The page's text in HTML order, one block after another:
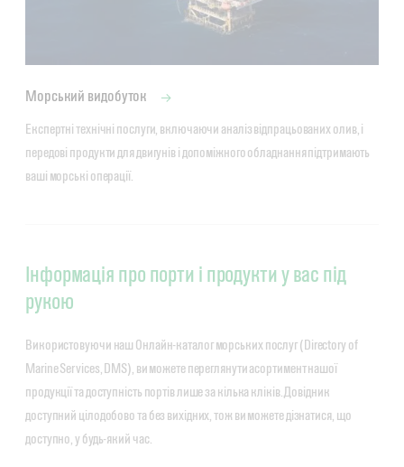
Морський видобуток
Експертні технічні послуги, включаючи аналіз відпрацьованих олив, і
передові продукти для двигунів і допоміжного обладнання підтримають
ваші морські операції.
Інформація про порти і продукти у вас під
рукою
Використовуючи наш Онлайн-каталог морських послуг (Directory of
Marine Services, DMS), ви можете переглянути асортимент нашої
продукції та доступність портів лише за кілька кліків. Довідник
доступний цілодобово та без вихідних, тож ви можете дізнатися, що
доступно, у будь-який час.